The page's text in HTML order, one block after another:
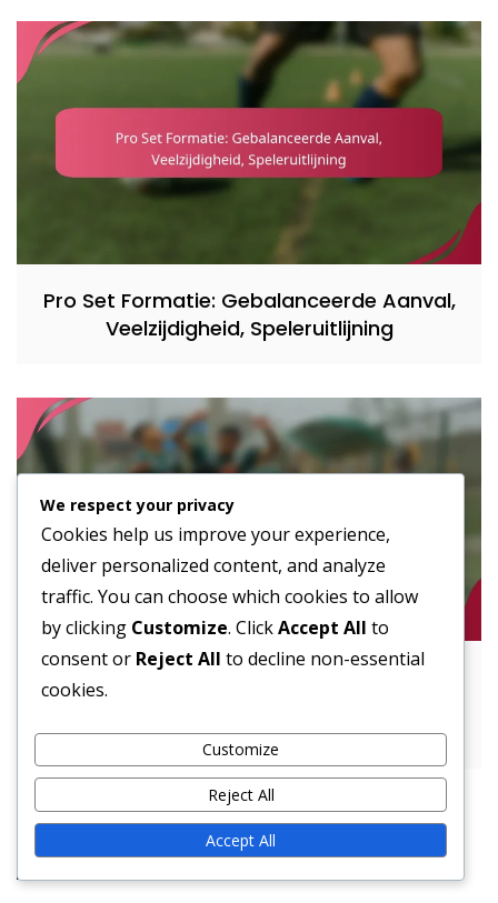
Pro Set Formatie: Gebalanceerde Aanval,
Veelzijdigheid, Speleruitlijning
Pistolformatie: Positionering van de
quarterback, Run-Pass-opties,
Misdirection
We respect your privacy
Cookies help us improve your experience,
deliver personalized content, and analyze
traffic. You can choose which cookies to allow
by clicking Customize. ClickAccept All to
consent or Reject All to decline non-essential
cookies.
Customize
Reject All
Accept All